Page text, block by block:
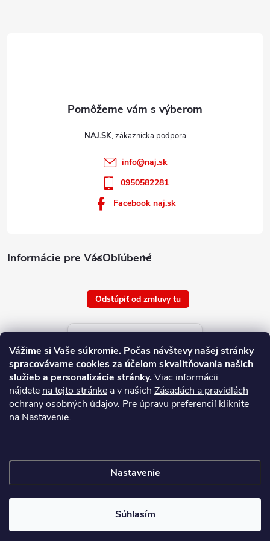
Vážime si Vaše súkromie. Počas návštevy našej stránky
spracovávame cookies za účelom skvalitňovania našich
služieb a personalizácie stránky.Viac informácii
nájdete na tejto stránke a v našich Zásadách a pravidlách
ochrany osobných údajov. Pre úpravu preferencií kliknite
na Nastavenie.
Nastavenie
Súhlasím
Informácie pre VásObľúbené
NAJ.SK
info@naj.sk
0950582281
Facebook naj.sk
Odstúpiť od zmluvy tu
Aktuálne ceny tovaru
platné od : 8/8/2026
Copyright 2026NAJ.SK. Všetky práva vyhradené.